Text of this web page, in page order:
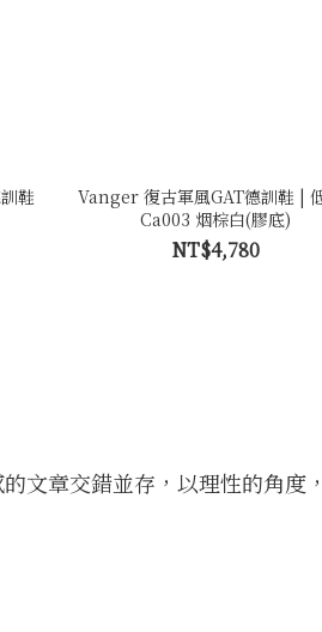
鞋
Vanger 復古軍風GAT德訓鞋 |
Ca003 烟棕白(膠底)
NT$4,780
文章交錯並存，以理性的角